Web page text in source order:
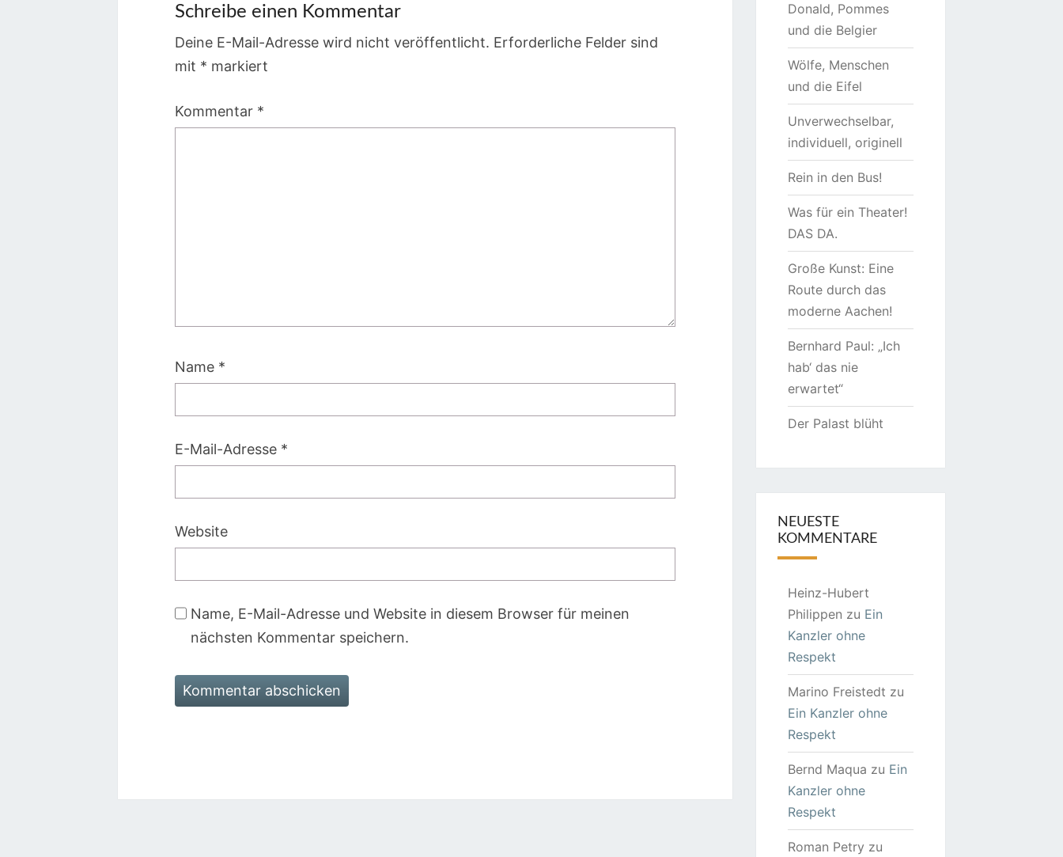
Schreibe einen Kommentar
Deine E-Mail-Adresse wird nicht veröffentlicht. Erforderliche Felder sind
mit * markiert
Kommentar *
Name *
E-Mail-Adresse *
Website
Name, E-Mail-Adresse und Website in diesem Browser für meinen
nächsten Kommentar speichern.
Donald, Pommes
und die Belgier
Wölfe, Menschen
und die Eifel
Unverwechselbar,
individuell, originell
Rein in den Bus!
Was für ein Theater!
DAS DA.
Große Kunst: Eine
Route durch das
moderne Aachen!
Bernhard Paul: „Ich
hab‘ das nie
erwartet“
Der Palast blüht
NEUESTE
KOMMENTARE
Heinz-Hubert
Philippen zu Ein
Kanzler ohne
Respekt
Marino Freistedt zu
Ein Kanzler ohne
Respekt
Bernd Maqua zu Ein
Kanzler ohne
Respekt
Roman Petry zu